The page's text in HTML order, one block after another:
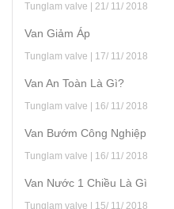
Tunglam valve | 21/ 11/ 2018
Van Giảm Áp
Tunglam valve | 17/ 11/ 2018
Van An Toàn Là Gì?
Tunglam valve | 16/ 11/ 2018
Van Bướm Công Nghiệp
Tunglam valve | 16/ 11/ 2018
Van Nước 1 Chiều Là Gì
Tunglam valve | 15/ 11/ 2018